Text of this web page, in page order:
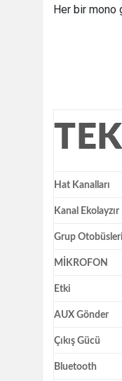
Her bir mono
Hat Kanalları
Kanal Ekolayzır
Grup Otobüsleri
MİKROFON
Etki
AUX Gönder
Çıkış Gücü
Bluetooth